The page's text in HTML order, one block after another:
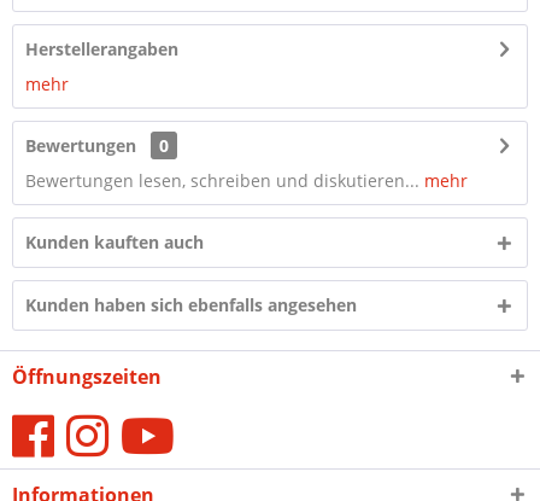
Herstellerangaben
mehr
Bewertungen
0
Bewertungen lesen, schreiben und diskutieren... mehr
Kunden kauften auch
Kunden haben sich ebenfalls angesehen
Öffnungszeiten
Informationen